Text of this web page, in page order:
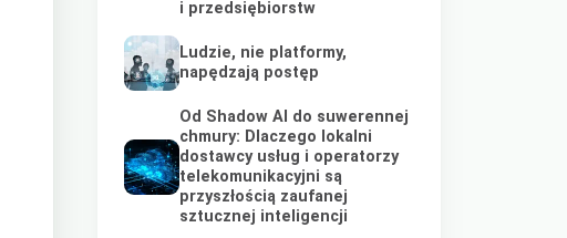
i przedsiębiorstw
Ludzie, nie platformy,
napędzają postęp
Od Shadow AI do suwerennej
chmury: Dlaczego lokalni
dostawcy usług i operatorzy
telekomunikacyjni są
przyszłością zaufanej
sztucznej inteligencji